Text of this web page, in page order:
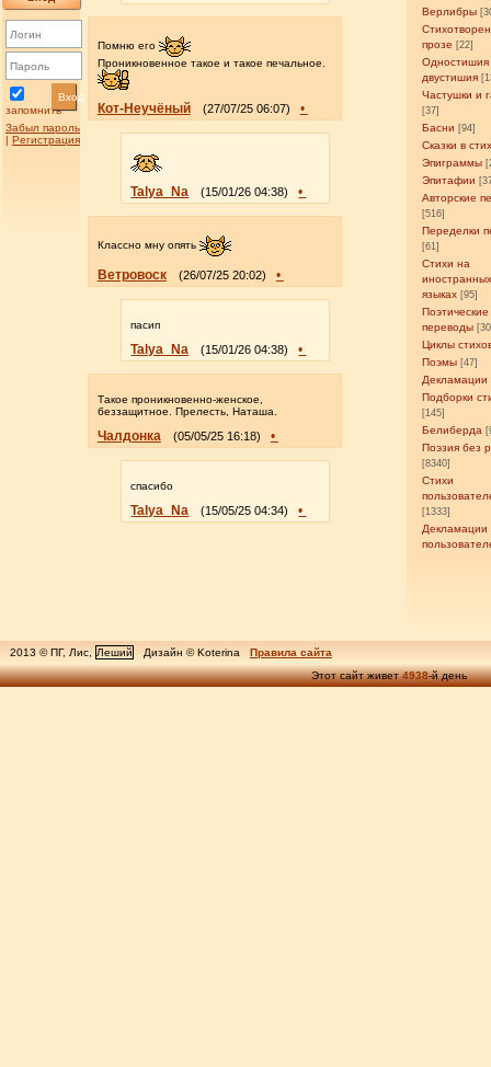
запомнить
Вход
Забыл пароль
| Регистрация
Верлибры
прозе [22]
Одностишия
двустишия
Частушки и
[37]
Басни [94]
Сказки в
Эпиграммы
Эпитафии
Авторские
[516]
Переделки
[61]
Стихи на
языках [95]
Поэтические
переводы
Циклы
Поэмы [47]
Декламации
Подборки
[145]
Белиберда
Поэзия без
[8340]
Стихи
[1333]
Декламации
Помню его
Проникновенное такое и такое печальное.
Кот-Неучёный (27/07/25 06:07) •
Talya_Na (15/01/26 04:38) •
Классно мну опять
Ветровоск (26/07/25 20:02) •
пасип
Talya_Na (15/01/26 04:38) •
Такое проникновенно-женское,
беззащитное. Прелесть, Наташа.
Чалдонка (05/05/25 16:18) •
спасибо
Talya_Na (15/05/25 04:34) •
2013 © ПГ, Лис, Леший Дизайн © Koterina
Правила сайта
Этот сайт живет4938-й день